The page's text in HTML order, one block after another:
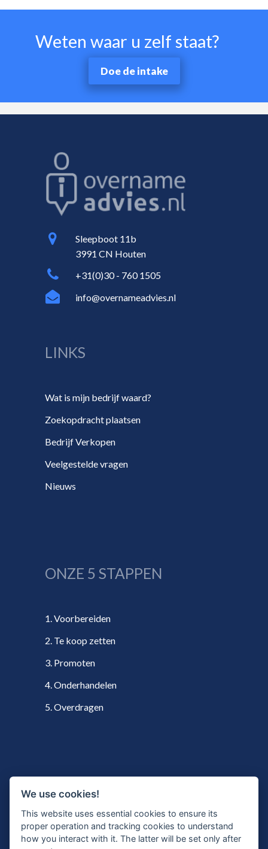
Weten waar u zelf staat?
Doe de intake
Sleepboot 11b
3991 CN Houten
+31(0)30 - 760 1505
info@overnameadvies.nl
LINKS
Wat is mijn bedrijf waard?
Zoekopdracht plaatsen
Bedrijf Verkopen
Veelgestelde vragen
Nieuws
ONZE 5 STAPPEN
1. Voorbereiden
2. Te koop zetten
3. Promoten
4. Onderhandelen
5. Overdragen
VOLG ONS
Twitter
We use cookies!
This website uses essential cookies to ensure its
proper operation and tracking cookies to understand
how you interact with it. The latter will be set only after